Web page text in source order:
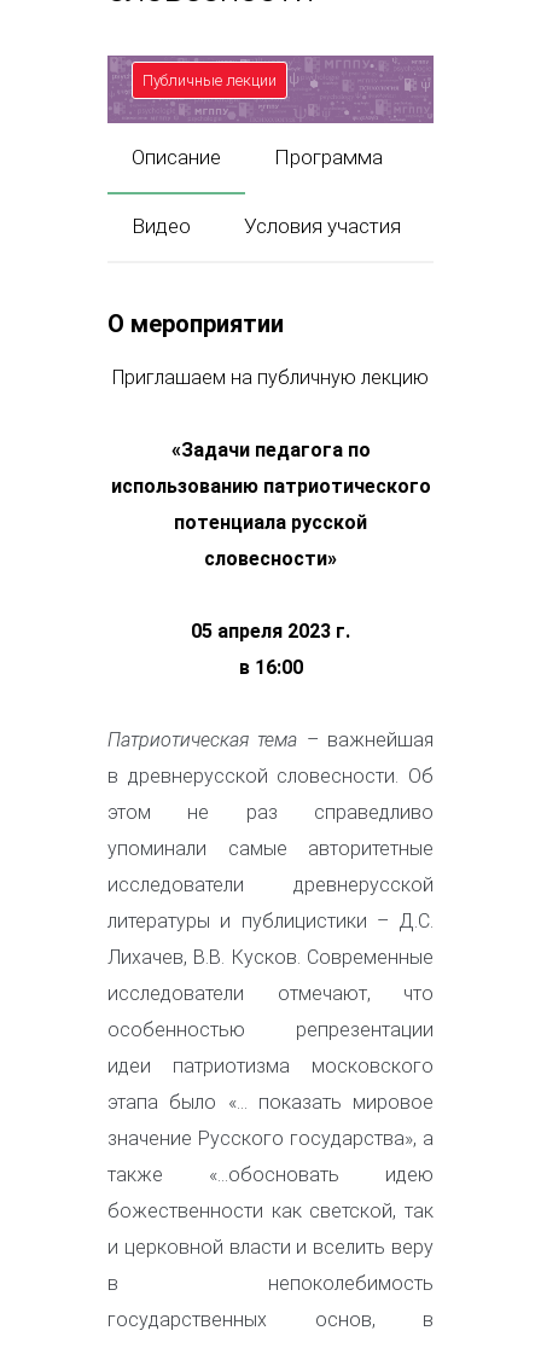
Публичные лекции
Описание Программа
Видео Условия участия
О мероприятии
Приглашаем на публичную лекцию
«Задачи педагога по
использованию патриотического
потенциала русской
словесности»
05 апреля 2023 г.
в 16:00
Патриотическая тема – важнейшая
в древнерусской словесности. Об
этом не раз справедливо
упоминали самые авторитетные
исследователи древнерусской
литературы и публицистики – Д.С.
Лихачев, В.В. Кусков. Современные
исследователи отмечают, что
особенностью репрезентации
идеи патриотизма московского
этапа было «… показать мировое
значение Русского государства», а
также «…обосновать идею
божественности как светской, так
и церковной власти и вселить веру
в непоколебимость
государственных основ, в